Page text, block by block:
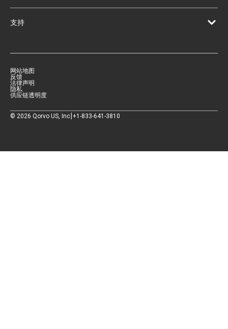
支持
网站地图
反馈
法律声明
隐私
供应链透明度
© 2026 Qorvo US, Inc|+1-833-641-3810